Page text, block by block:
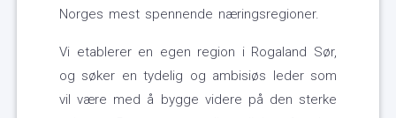
Norges mest spennende næringsregioner.
Vi etablerer en egen region i Rogaland Sør,
og søker en tydelig og ambisiøs leder som
vil være med å bygge videre på den sterke